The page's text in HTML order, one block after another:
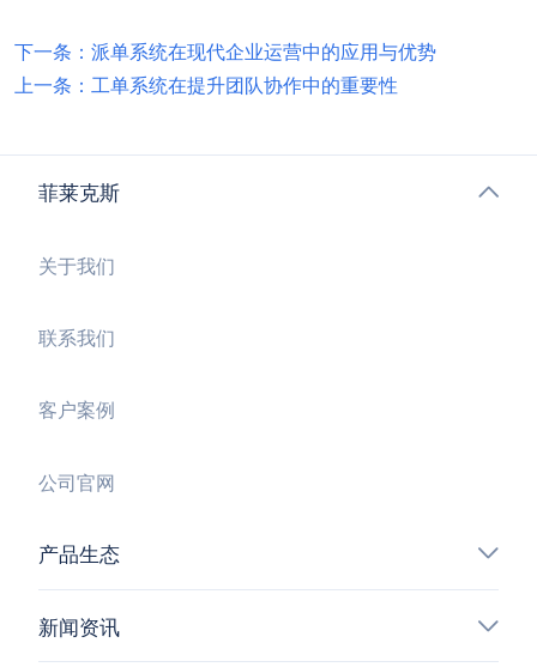
下一条：派单系统在现代企业运营中的应用与优势
上一条：工单系统在提升团队协作中的重要性
菲莱克斯
关于我们
联系我们
客户案例
公司官网
产品生态
新闻资讯